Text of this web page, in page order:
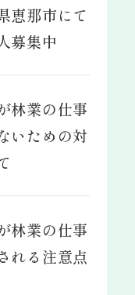
恵那市にて
募集中
林業の仕事
いための対
林業の仕事
れる注意点